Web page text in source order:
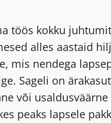
töös kokku
alles aastaid
mis nendega
Sageli on
või usaldusväärne
peaks lapsele